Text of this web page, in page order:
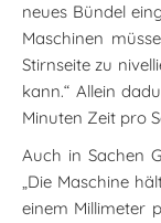
neues Bündel
Maschinen
Stirnseite zu
kann.“ Allein
Minuten Zeit pro
Auch in Sachen
„Die Maschine
einem Millimeter